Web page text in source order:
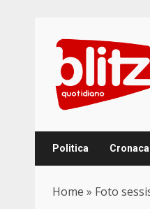
content
Politica Cronaca
Home » Foto